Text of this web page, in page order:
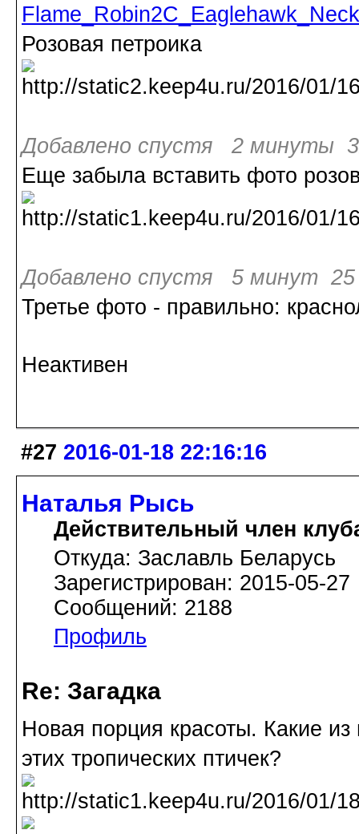
Розовая петроика
Добавлено спустя 2 минуты
Еще забыла вставить фото
Добавлено спустя 5 минут 25
Третье фото - правильно:
Неактивен
#27 2016-01-18 22:16:16
Наталья Рысь
Действительный член
Откуда: Заславль Беларусь
Зарегистрирован: 2015-05-27
Сообщений: 2188
Профиль
Re: Загадка
Новая порция красоты. Какие
этих тропических птичек?